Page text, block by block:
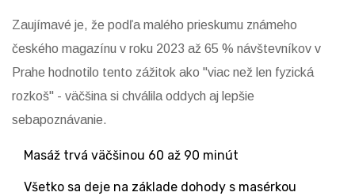
Zaujímavé je, že podľa malého prieskumu známeho
českého magazínu v roku 2023 až 65 % návštevníkov v
Prahe hodnotilo tento zážitok ako "viac než len fyzická
rozkoš" - väčšina si chválila oddych aj lepšie
sebapoznávanie.
Masáž trvá väčšinou 60 až 90 minút
Všetko sa deje na základe dohody s masérkou